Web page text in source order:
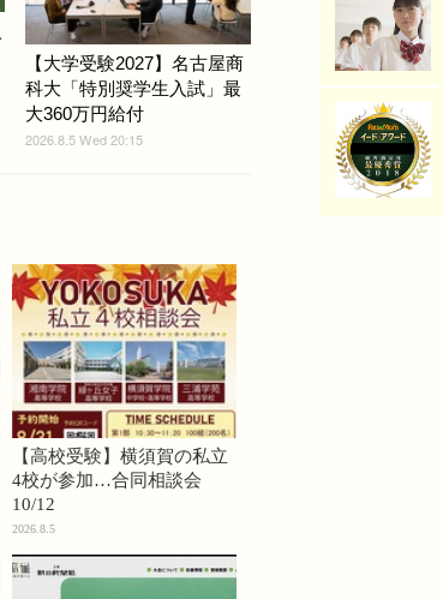
【大学受験2027】名古屋商
科大「特別奨学生入試」最
大360万円給付
2026.8.5 Wed 20:15
【高校受験】横須賀の私立
4校が参加…合同相談会
10/12
2026.8.5